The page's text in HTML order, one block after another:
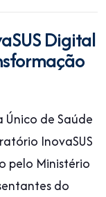
Digital
de Saúde
InovaSUS
pelo Ministério
do